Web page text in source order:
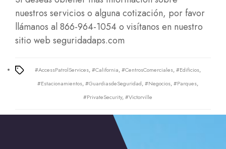
nuestros servicios o alguna cotización, por favor
llámanos al 866-964-1054 o visítanos en nuestro
sitio web seguridadaps.com
Tags
#AccessPatrolServices,#California,#CentrosComerciales,#Edificios,
#Estacionamientos,#GuardiasdeSeguridad,#Negocios,#Parques,
#PrivateSecurity,#Victorville